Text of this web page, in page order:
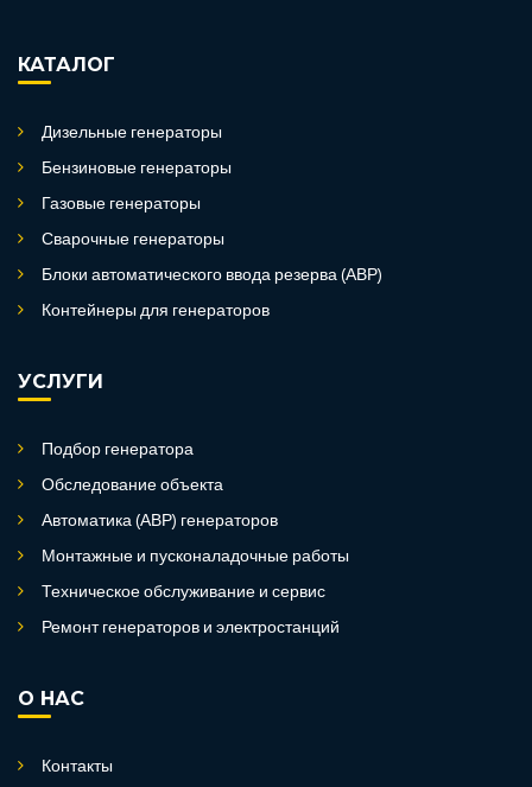
КАТАЛОГ
Дизельные генераторы
Бензиновые генераторы
Газовые генераторы
Сварочные генераторы
Блоки автоматического ввода резерва (АВР)
Контейнеры для генераторов
УСЛУГИ
Подбор генератора
Обследование объекта
Автоматика (АВР) генераторов
Монтажные и пусконаладочные работы
Техническое обслуживание и сервис
Ремонт генераторов и электростанций
О НАС
Контакты